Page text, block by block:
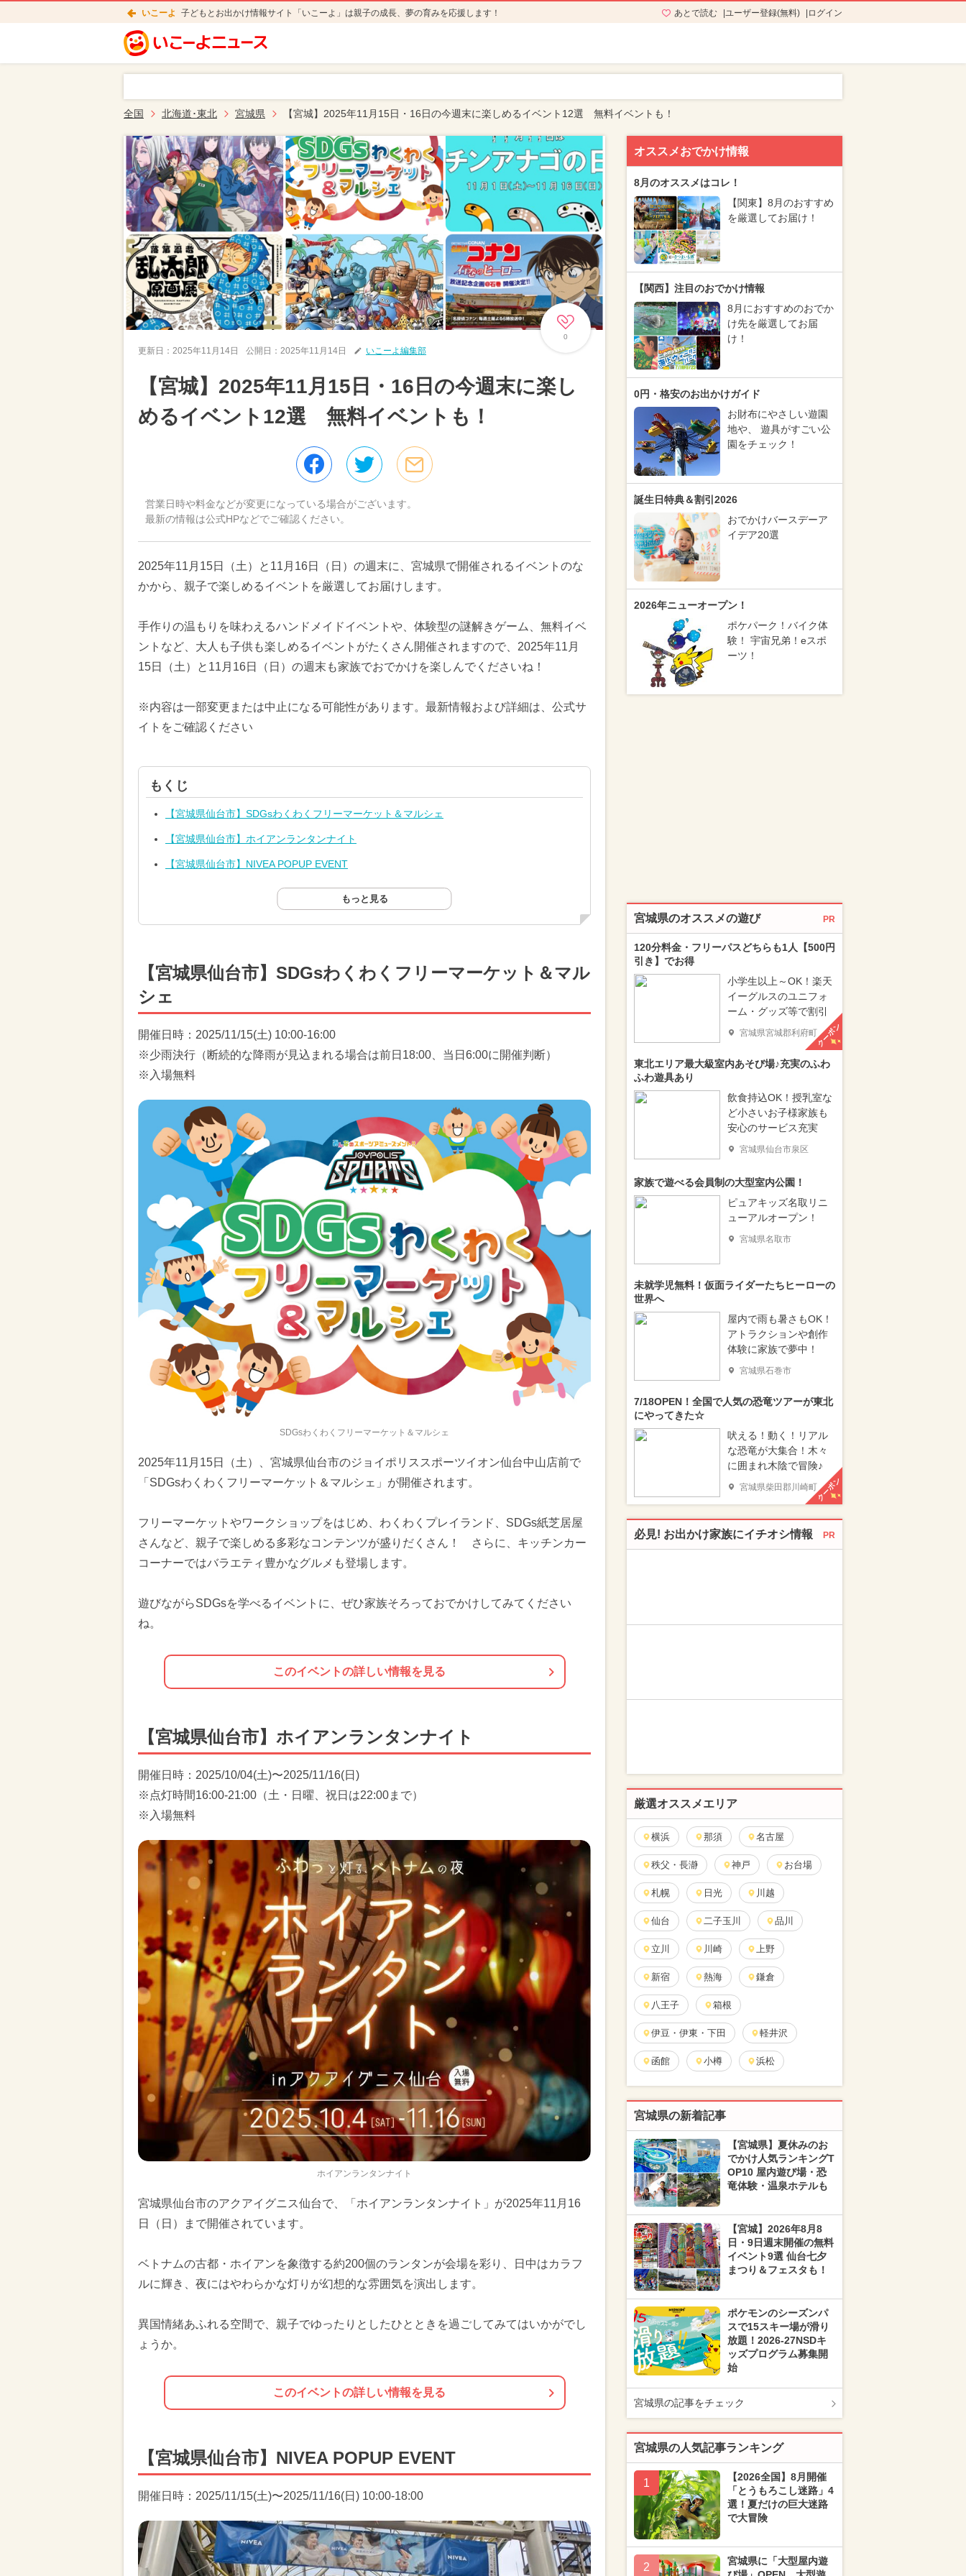
いこーよ 子どもとお出かけ情報サイト「いこーよ」は親子の成長、夢の育みを応援します！ あとで読む ユーザー登録(無料) ログイン
全国 北海道･東北 宮城県 【宮城】2025年11月15日・16日の今週末に楽しめるイベント12選 無料イベントも！
0
更新日： 2025年11月14日 公開日： 2025年11月14日 いこーよ編集部
【宮城】2025年11月15日・16日の今週末に楽し
めるイベント12選 無料イベントも！
営業日時や料金などが変更になっている場合がございます。
最新の情報は公式HPなどでご確認ください。
2025年11月15日（土）と11月16日（日）の週末に、宮城県で開催されるイベントのな
かから、親子で楽しめるイベントを厳選してお届けします。
手作りの温もりを味わえるハンドメイドイベントや、体験型の謎解きゲーム、無料イベ
ントなど、大人も子供も楽しめるイベントがたくさん開催されますので、2025年11月
15日（土）と11月16日（日）の週末も家族でおでかけを楽しんでくださいね！
※内容は一部変更または中止になる可能性があります。最新情報および詳細は、公式サ
イトをご確認ください
もくじ
【宮城県仙台市】SDGsわくわくフリーマーケット＆マルシェ
【宮城県仙台市】ホイアンランタンナイト
【宮城県仙台市】NIVEA POPUP EVENT
もっと見る
【宮城県仙台市】SDGsわくわくフリーマーケット＆マル
シェ
開催日時：2025/11/15(土) 10:00-16:00
※少雨決行（断続的な降雨が見込まれる場合は前日18:00、当日6:00に開催判断）
※入場無料
SDGsわくわくフリーマーケット＆マルシェ
2025年11月15日（土）、宮城県仙台市のジョイポリススポーツイオン仙台中山店前で
「SDGsわくわくフリーマーケット＆マルシェ」が開催されます。
フリーマーケットやワークショップをはじめ、わくわくプレイランド、SDGs紙芝居屋
さんなど、親子で楽しめる多彩なコンテンツが盛りだくさん！ さらに、キッチンカー
コーナーではバラエティ豊かなグルメも登場します。
遊びながらSDGsを学べるイベントに、ぜひ家族そろっておでかけしてみてください
ね。
このイベントの詳しい情報を見る
【宮城県仙台市】ホイアンランタンナイト
開催日時：2025/10/04(土)〜2025/11/16(日)
※点灯時間16:00-21:00（土・日曜、祝日は22:00まで）
※入場無料
ホイアンランタンナイト
宮城県仙台市のアクアイグニス仙台で、「ホイアンランタンナイト」が2025年11月16
日（日）まで開催されています。
ベトナムの古都・ホイアンを象徴する約200個のランタンが会場を彩り、日中はカラフ
ルに輝き、夜にはやわらかな灯りが幻想的な雰囲気を演出します。
異国情緒あふれる空間で、親子でゆったりとしたひとときを過ごしてみてはいかがでし
ょうか。
このイベントの詳しい情報を見る
【宮城県仙台市】NIVEA POPUP EVENT
開催日時：2025/11/15(土)〜2025/11/16(日) 10:00-18:00
オススメおでかけ情報
8月のオススメはコレ！
【関東】8月のおすすめ
を厳選してお届け！
【関西】注目のおでかけ情報
8月におすすめのおでか
け先を厳選してお届
け！
0円・格安のお出かけガイド
お財布にやさしい遊園
地や、 遊具がすごい公
園をチェック！
誕生日特典＆割引2026
おでかけバースデーア
イデア20選
2026年ニューオープン！
ポケパーク！バイク体
験！ 宇宙兄弟！eスポ
ーツ！
宮城県のオススメの遊び PR
120分料金・フリーパスどちらも1人【500円
引き】でお得
小学生以上～OK！楽天
イーグルスのユニフォ
ーム・グッズ等で割引
宮城県宮城郡利府町クーポン
東北エリア最大級室内あそび場♪充実のふわ
ふわ遊具あり
飲食持込OK！授乳室な
ど小さいお子様家族も
安心のサービス充実
宮城県仙台市泉区
家族で遊べる会員制の大型室内公園！
ピュアキッズ名取リニ
ューアルオープン！
宮城県名取市
未就学児無料！仮面ライダーたちヒーローの
世界へ
屋内で雨も暑さもOK！
アトラクションや創作
体験に家族で夢中！
宮城県石巻市
7/18OPEN！全国で人気の恐竜ツアーが東北
にやってきた☆
吠える！動く！リアル
な恐竜が大集合！木々
に囲まれ木陰で冒険♪
宮城県柴田郡川崎町クーポン
必見! お出かけ家族にイチオシ情報 PR
厳選オススメエリア
横浜 那須 名古屋
秩父・長瀞 神戸 お台場
札幌 日光 川越
仙台 二子玉川 品川
立川 川崎 上野
新宿 熱海 鎌倉
八王子 箱根
伊豆・伊東・下田 軽井沢
函館 小樽 浜松
宮城県の新着記事
【宮城県】夏休みのお
でかけ人気ランキングT
OP10 屋内遊び場・恐
竜体験・温泉ホテルも
【宮城】2026年8月8
日・9日週末開催の無料
イベント9選 仙台七夕
まつり＆フェスタも！
ポケモンのシーズンパ
スで15スキー場が滑り
放題！2026-27NSDキ
ッズプログラム募集開
始
宮城県の記事をチェック
宮城県の人気記事ランキング
1
【2026全国】8月開催
「とうもろこし迷路」4
選！夏だけの巨大迷路
で大冒険
2
宮城県に「大型屋内遊